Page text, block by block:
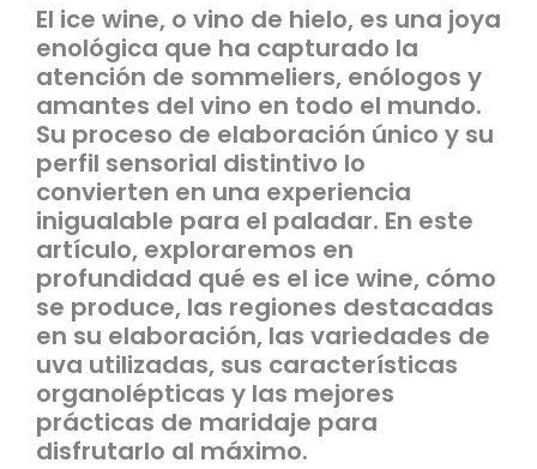
El ice wine, o vino de hielo, es una joya
enológica que ha capturado la
atención de sommeliers, enólogos y
amantes del vino en todo el mundo.
Su proceso de elaboración único y su
perfil sensorial distintivo lo
convierten en una experiencia
inigualable para el paladar. En este
artículo, exploraremos en
profundidad qué es el ice wine, cómo
se produce, las regiones destacadas
en su elaboración, las variedades de
uva utilizadas, sus características
organolépticas y las mejores
prácticas de maridaje para
disfrutarlo al máximo.